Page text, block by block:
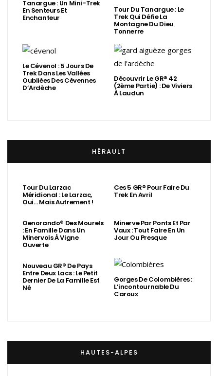
Tanargue : Un Mini-Trek
En Senteurs Et
Enchanteur
Tour Du Tanargue : Le
Trek Qui Défie La
Montagne Du Dieu
Tonnerre
Le Cévenol : 5 Jours De
Trek Dans Les Vallées
Oubliées Des Cévennes
D’Ardèche
Découvrir Le GR® 42
(2ème Partie) : De Viviers
À Laudun
HÉRAULT
Tour Du Larzac
Méridional : Le Larzac,
Oui… Mais Autrement !
Ces 5 GR® Pour Faire Du
Trek En Avril
Oenorando® Des Mourels
: En Famille Dans Un
Minervois À Vigne
Ouverte
Minerve Par Ponts Et Par
Vaux : Tout Faire En Un
Jour Ou Presque
Nouveau GR® De Pays
Entre Deux Lacs : Le Petit
Dernier De La Famille Est
Né
Gorges De Colombières :
L’incontournable Du
Caroux
HAUTES-ALPES